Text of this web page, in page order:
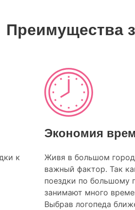
Преимущества
к
Экономия
Живя в большом
важный фактор. Так
поездки по большому
занимают много
Выбрав логопеда